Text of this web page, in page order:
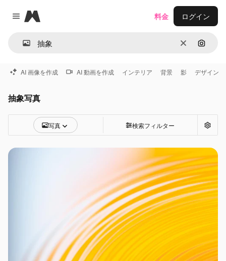
Close menu
Magnific
消去 画像で
料金 ログイン
AI 画像を作成 AI 動画を作成 インテリア 背景 影 デザイン
抽象写真
写真 検索フィルター